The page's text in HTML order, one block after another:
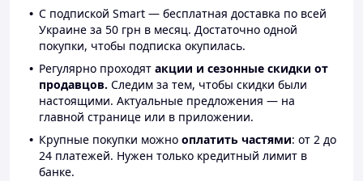
С подпиской Smart — бесплатная доставка по всей
Украине за 50 грн в месяц. Достаточно одной
покупки, чтобы подписка окупилась.
Регулярно проходят акции и сезонные скидки от
продавцов. Следим за тем, чтобы скидки были
настоящими. Актуальные предложения — на
главной странице или в приложении.
Крупные покупки можно оплатить частями: от 2 до
24 платежей. Нужен только кредитный лимит в
банке.